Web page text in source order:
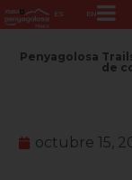
ES EN
Penyagolosa
de
octubre 15,